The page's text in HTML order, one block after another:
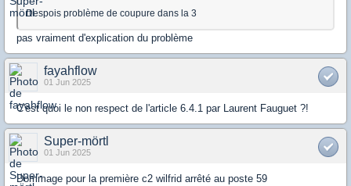
Despois problème de coupure dans la 3
pas vraiment d'explication du problème
fayahflow
01 Jun 2025
C'est quoi le non respect de l'article 6.4.1 par Laurent Fauguet ?!
Super-mörtl
01 Jun 2025
Dommage pour la première c2 wilfrid arrêté au poste 59